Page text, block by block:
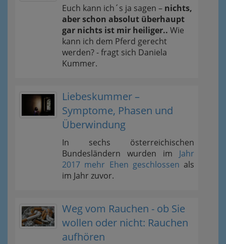
Euch kann ich´s ja sagen – nichts,
aber schon absolut überhaupt
gar nichts ist mir heiliger.. Wie
kann ich dem Pferd gerecht
werden? - fragt sich Daniela
Kummer.
Liebeskummer –
Symptome, Phasen und
Überwindung
In sechs österreichischen
Bundesländern wurden im Jahr
2017 mehr Ehen geschlossen als
im Jahr zuvor.
Weg vom Rauchen - ob Sie
wollen oder nicht: Rauchen
aufhören